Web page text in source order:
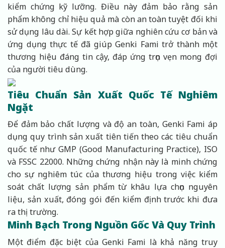
kiểm chứng kỹ lưỡng. Điều này đảm bảo rằng sản
phẩm không chỉ hiệu quả mà còn an toàn tuyệt đối khi
sử dụng lâu dài. Sự kết hợp giữa nghiên cứu cơ bản và
ứng dụng thực tế đã giúp Genki Fami trở thành một
thương hiệu đáng tin cậy, đáp ứng trọn vẹn mong đợi
của người tiêu dùng.
Tiêu Chuẩn Sản Xuất Quốc Tế Nghiêm
Ngặt
Để đảm bảo chất lượng và độ an toàn, Genki Fami áp
dụng quy trình sản xuất tiên tiến theo các tiêu chuẩn
quốc tế như GMP (Good Manufacturing Practice), ISO
và FSSC 22000. Những chứng nhận này là minh chứng
cho sự nghiêm túc của thương hiệu trong việc kiểm
soát chất lượng sản phẩm từ khâu lựa chọn nguyên
liệu, sản xuất, đóng gói đến kiểm định trước khi đưa
ra thị trường.
Minh Bạch Trong Nguồn Gốc Và Quy Trình
Một điểm đặc biệt của Genki Fami là khả năng truy